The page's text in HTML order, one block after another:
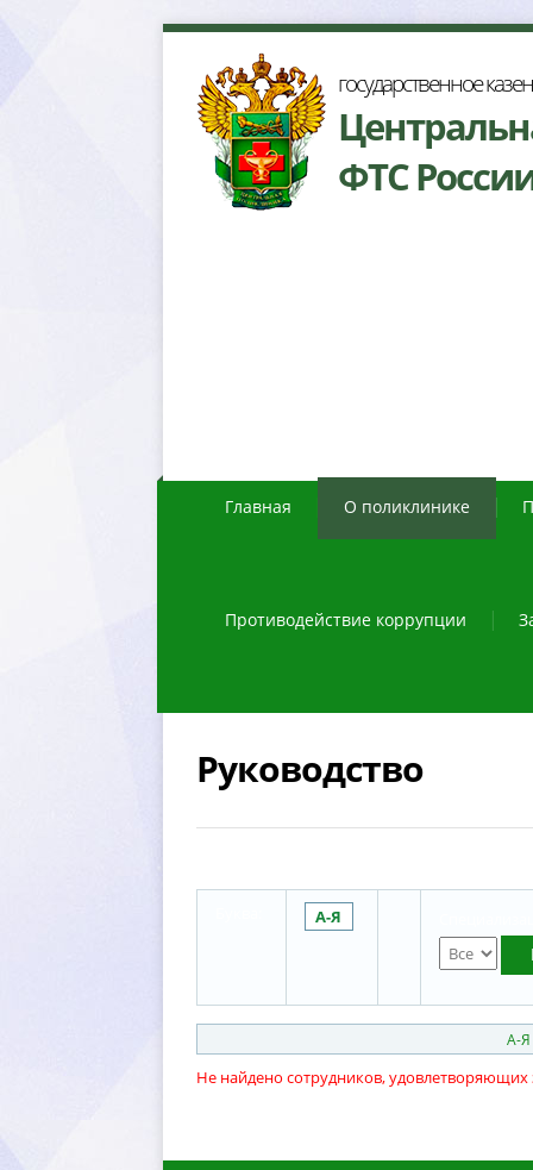
осударственное
ФТС
Главная О поликлинике
Противодействие коррупции
Руководство
А-Я
А-Я
Не найдено сотрудников,